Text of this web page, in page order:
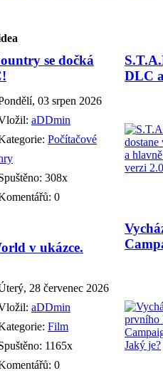
se dočká
03 srpen 2026
aDDmin
Počítačové
308x
0
DLC
v ukázce.
28 červenec 2026
aDDmin
Film
1165x
0